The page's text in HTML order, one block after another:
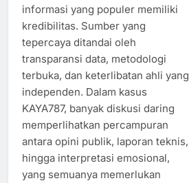
informasi yang populer memiliki
kredibilitas. Sumber yang
tepercaya ditandai oleh
transparansi data, metodologi
terbuka, dan keterlibatan ahli yang
independen. Dalam kasus
KAYA787, banyak diskusi daring
memperlihatkan percampuran
antara opini publik, laporan teknis,
hingga interpretasi emosional,
yang semuanya memerlukan